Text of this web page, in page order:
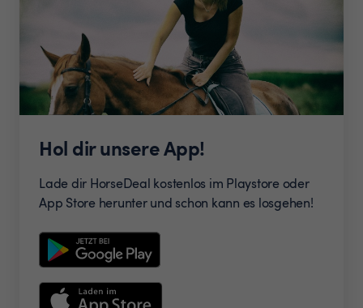
Hol dir unsere App!
Lade dir HorseDeal kostenlos im Playstore oder
App Store herunter und schon kann es losgehen!